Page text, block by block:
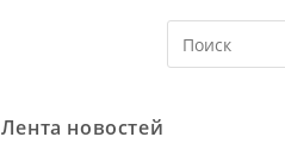
Лента новостей